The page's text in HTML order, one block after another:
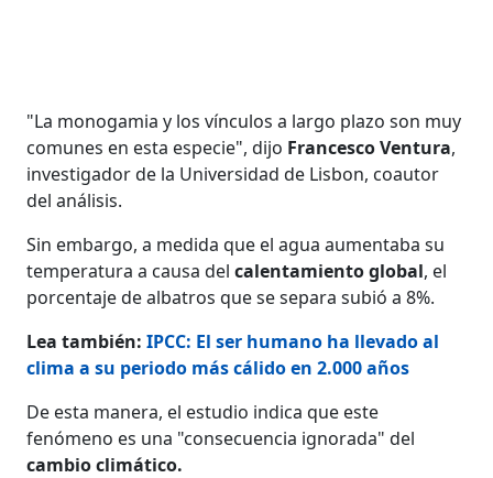
"La monogamia y los vínculos a largo plazo son muy
comunes en esta especie", dijo Francesco Ventura,
investigador de la Universidad de Lisbon, coautor
del análisis.
Sin embargo, a medida que el agua aumentaba su
temperatura a causa delcalentamiento global, el
porcentaje de albatros que se separa subió a 8%.
Lea también:IPCC: El ser humano ha llevado al
clima a su periodo más cálido en 2.000 años
De esta manera, el estudio indica que este
fenómeno es una "consecuencia ignorada" del
cambio climático.